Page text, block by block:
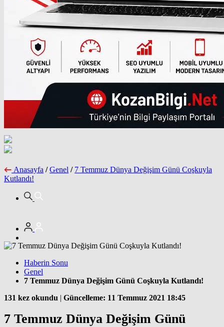
Anasayfa / Genel / 7 Temmuz Dünya Değişim Günü Coşkuyla
Kutlandı!
Haberin Sonu
Genel
7 Temmuz Dünya Değişim Günü Coşkuyla Kutlandı!
131 kez okundu | Güncelleme: 11 Temmuz 2021 18:45
7 Temmuz Dünya Değişim Günü